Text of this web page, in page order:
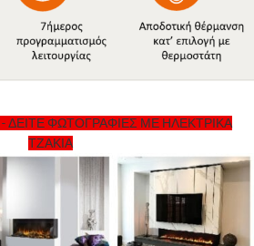
ΔΕΙΤΕ ΦΩΤΟΓΡΑΦΙΕΣ ΜΕ ΗΛΕΚΤΡΙΚΑ
ΤΖΑΚΙΑ